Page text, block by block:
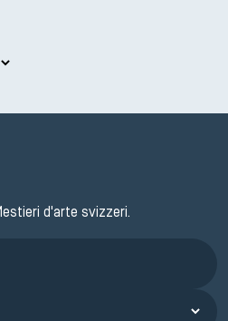
d'arte svizzeri.